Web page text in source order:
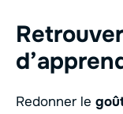
Redonner le